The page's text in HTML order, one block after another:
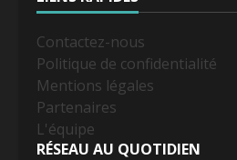
Contactez-nous
Politique de confidentialité
Mentions légales
Partenaires
L'équipe
RÉSEAU AU QUOTIDIEN